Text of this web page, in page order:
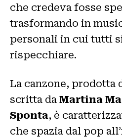
che credeva fosse
trasformando in
personali in cui tutti
rispecchiare.
La canzone, prodotta
scritta da Martina
Sponta, è
che spazia dal pop